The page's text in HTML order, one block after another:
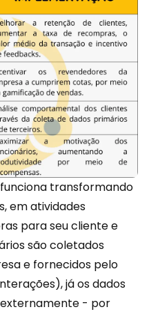
transformando
em atividades
para seu cliente e
são coletados
e fornecidos pelo
já os dados
- por